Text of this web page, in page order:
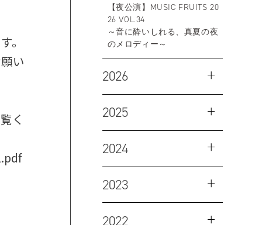
。
い
く
【夜公演】MUSIC FRUITS 20
26 VOL.34
～音に酔いしれる、真夏の夜
のメロディー～
2026
2025
2024
2023
2022